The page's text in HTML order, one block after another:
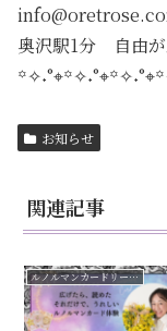
奥沢駅1分 自由
お知らせ
関連記事
ルノルマンカードリーディング